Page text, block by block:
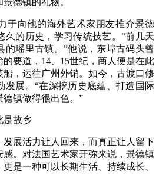
德镇的礼物。
向他的海外艺术家朋友推介景德
久的历史，学习传统技艺。“前几天
的瑶里古镇。”他说，东埠古码头曾
要道，14、15世纪，商人便是在此
，运往广州外销。如今，古渡口修
发展。“在深挖历史底蕴、打造国际
镇做得很出色。”
故乡
展活力让人回来，而真正让人留下
。对法国艺术家开弥来说，景德镇
是一种可以长期生活、持续成长、